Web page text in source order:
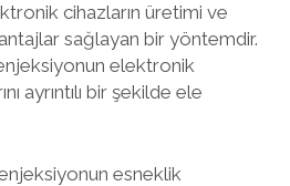
cihazların üretimi ve
sağlayan bir yöntemdir.
elektronik
ayrıntılı bir şekilde ele
esneklik